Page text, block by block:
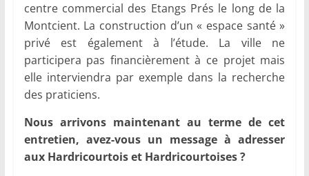
centre commercial des Etangs Prés le long de la
Montcient. La construction d’un « espace santé »
privé est également à l’étude. La ville ne
participera pas financièrement à ce projet mais
elle interviendra par exemple dans la recherche
des praticiens.
Nous arrivons maintenant au terme de cet
entretien, avez-vous un message à adresser
aux Hardricourtois et Hardricourtoises ?